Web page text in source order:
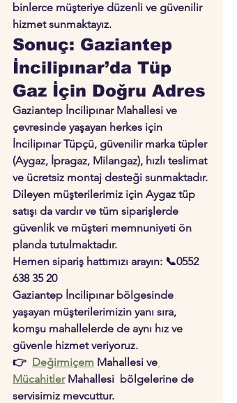
binlerce müşteriye düzenli ve güvenilir
hizmet sunmaktayız.
Sonuç: Gaziantep
İncilipınar’da Tüp
Gaz İçin Doğru Adres
Gaziantep İncilipınar Mahallesi ve
çevresinde yaşayan herkes için
İncilipınar Tüpçü, güvenilir marka tüpler
(Aygaz, İpragaz, Milangaz), hızlı teslimat
ve ücretsiz montaj desteği sunmaktadır.
Dileyen müşterilerimiz için Aygaz tüp
satışı da vardır ve tüm siparişlerde
güvenlik ve müşteri memnuniyeti ön
planda tutulmaktadır.
Hemen sipariş hattımızı arayın: 📞0552
638 35 20
Gaziantep İncilipınar bölgesinde
yaşayan müşterilerimizin yanı sıra,
komşu mahallelerde de aynı hız ve
güvenle hizmet veriyoruz.
👉 Değirmiçem Mahallesi ve
Mücahitler Mahallesi  bölgelerine de
servisimiz mevcuttur.